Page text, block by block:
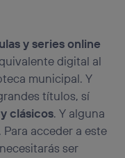
y series online
digital al
municipal. Y
títulos, sí
clásicos. Y alguna
acceder a este
ser